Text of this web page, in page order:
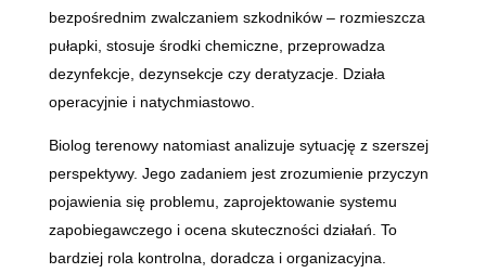
bezpośrednim zwalczaniem szkodników – rozmieszcza
pułapki, stosuje środki chemiczne, przeprowadza
dezynfekcje, dezynsekcje czy deratyzacje. Działa
operacyjnie i natychmiastowo.
Biolog terenowy natomiast analizuje sytuację z szerszej
perspektywy. Jego zadaniem jest zrozumienie przyczyn
pojawienia się problemu, zaprojektowanie systemu
zapobiegawczego i ocena skuteczności działań. To
bardziej rola kontrolna, doradcza i organizacyjna.